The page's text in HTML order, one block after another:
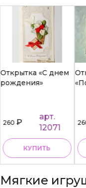
Открытка «С днем
рождения»
260₽
арт.
12071
КУПИТЬ
Мягкие